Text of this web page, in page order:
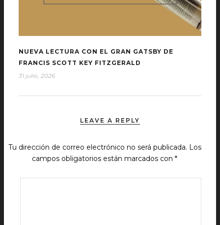
NUEVA LECTURA CON EL GRAN GATSBY DE
FRANCIS SCOTT KEY FITZGERALD
31 julio, 2026
LEAVE A REPLY
Tu dirección de correo electrónico no será publicada. Los
campos obligatorios están marcados con*